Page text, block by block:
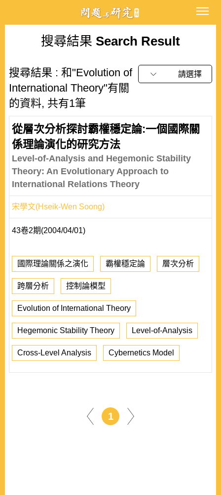
搜尋結果 Search Result
搜尋結果 : 和"Evolution of
International Theory"有關
的資料, 共有1筆
請選擇
從層次分析探討霸權穩定論:一個國際關
係理論演化的研究方法
Level-of-Analysis and Hegemonic Stability
Theory: An Evolutionary Approach to
International Relations Theory
宋學文(Hseik-Wen Soong)
43卷2期(2004/04/01)
國際理論關係之演化 霸權穩定論 層次分析
跨層分析 控制論模型
Evolution of International Theory
Hegemonic Stability Theory Level-of-Analysis
Cross-Level Analysis Cybernetics Model
1